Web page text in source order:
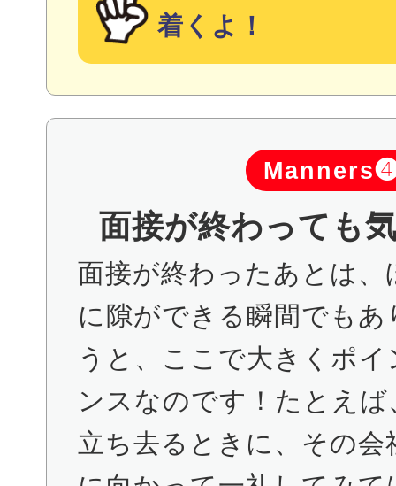
着くよ！
面接が終わっても
面接が終わったあとは、
に隙ができる瞬間でも
うと、ここで大きくポ
ンスなのです！たとえ
立ち去るときに、その会